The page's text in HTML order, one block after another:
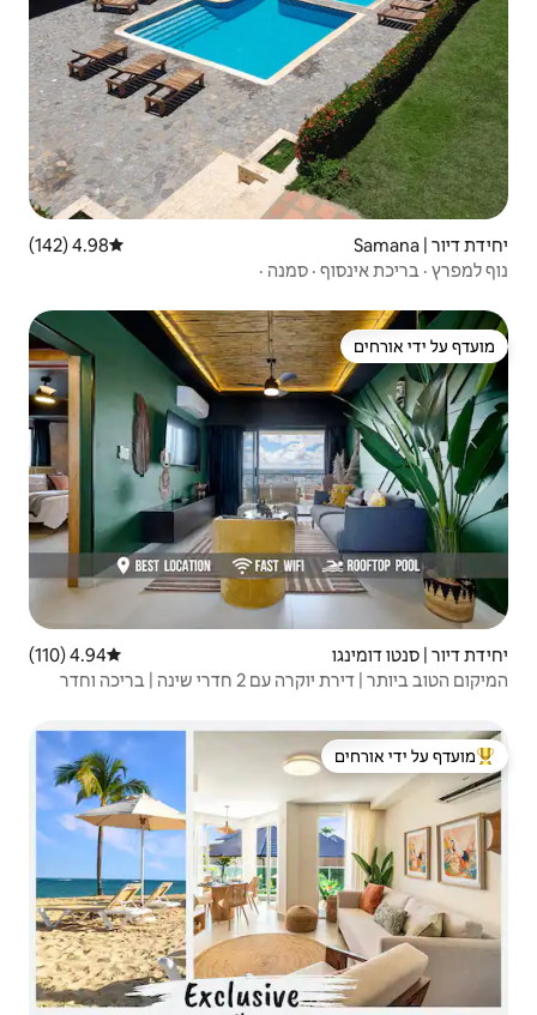
דירוג ממוצע של 4.98 מתוך 5, 142 ביקורות
·
דירוג ממוצע של 4.94 מתוך 5, 110 ביקורות
4.94 (110)
המיקום הטוב ביותר | דירת יוקרה עם 2 חדרי שינה | בריכה וחדר
ידי אורחים